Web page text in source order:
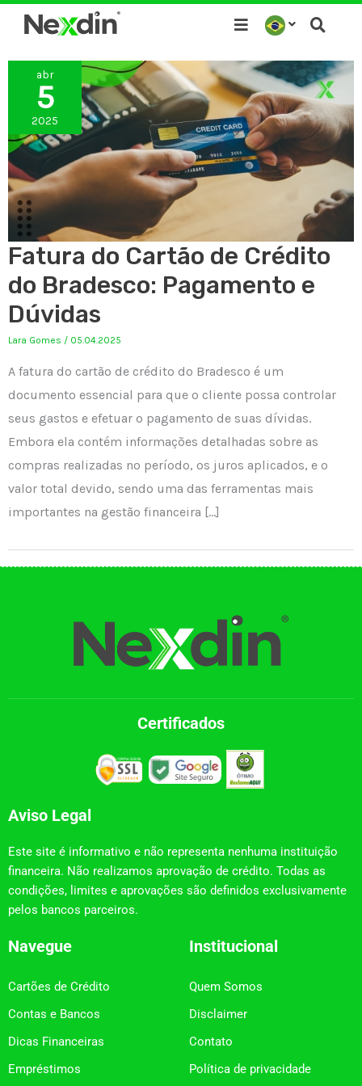
para
conteúdo
abr
5
2025
Fatura do Cartão de Crédito
do Bradesco: Pagamento e
Dúvidas
Lara Gomes / 05.04.2025
A fatura do cartão de crédito do Bradesco é um
documento essencial para que o cliente possa controlar
seus gastos e efetuar o pagamento de suas dívidas.
Embora ela contém informações detalhadas sobre as
compras realizadas no período, os juros aplicados, e o
valor total devido, sendo uma das ferramentas mais
importantes na gestão financeira […]
Certificados
Aviso Legal
Este site é informativo e não representa nenhuma instituição
financeira. Não realizamos aprovação de crédito. Todas as
condições, limites e aprovações são definidos exclusivamente
pelos bancos parceiros.
Navegue
Cartões de Crédito
Contas e Bancos
Dicas Financeiras
Empréstimos
Institucional
Quem Somos
Disclaimer
Contato
Política de privacidade